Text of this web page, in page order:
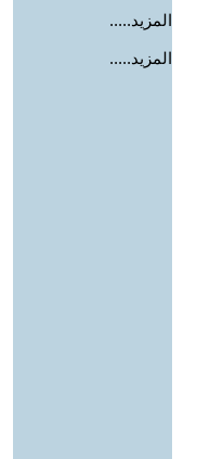
المزيد.....
المزيد.....